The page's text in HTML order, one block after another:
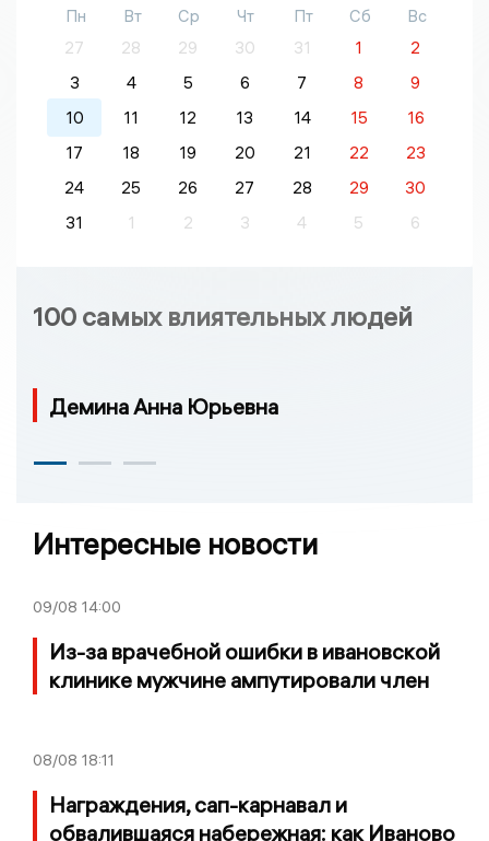
Пн Вт Ср Чт Пт Сб
Вс
27
28 29 30 31 1
2
3
4 5 6 7 8
9
10
11 12 13 14 15
16
17
18 19 20 21 22
23
24
25 26 27 28 29
30
31
1 2 3 4 5 6
100 самых влиятельных людей
Демина Анна Юрьевна
Интересные новости
09/08 14:00
Из-за врачебной ошибки в ивановской
клинике мужчине ампутировали член
08/08 18:11
Награждения, сап-карнавал и
обвалившаяся набережная: как Иваново